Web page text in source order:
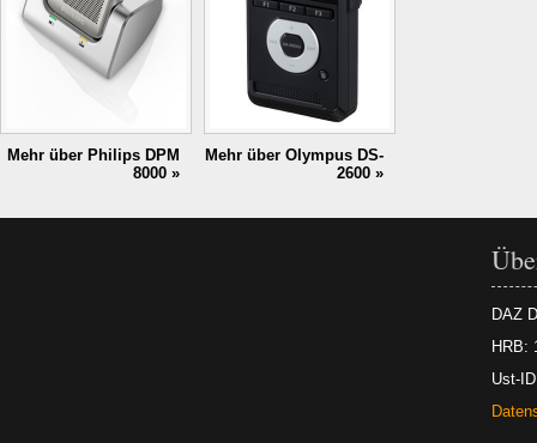
Mehr über Philips DPM
8000 »
Mehr über Olympus DS-
2600 »
DAZ
HRB:
Ust-